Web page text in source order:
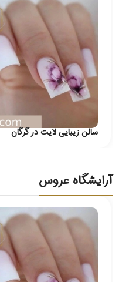
سالن زیبایی لایت در گرگان
آرایشگاه عروس